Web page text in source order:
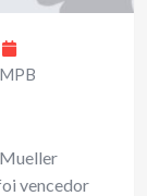
MPB
vencedor